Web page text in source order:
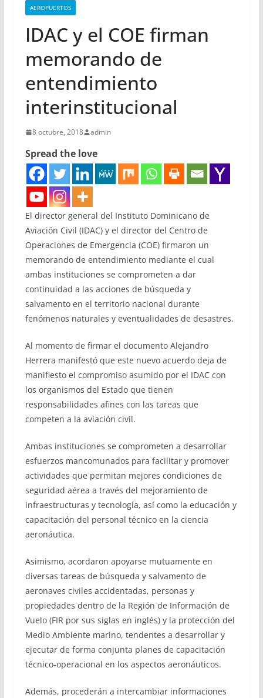
AEROPUERTOS
IDAC y el COE firman
memorando de
entendimiento
interinstitucional
8 octubre, 2018 admin
Spread the love
El director general del Instituto Dominicano de
Aviación Civil (IDAC) y el director del Centro de
Operaciones de Emergencia (COE) firmaron un
memorando de entendimiento mediante el cual
ambas instituciones se comprometen a dar
continuidad a las acciones de búsqueda y
salvamento en el territorio nacional durante
fenómenos naturales y eventualidades de desastres.
Al momento de firmar el documento Alejandro
Herrera manifestó que este nuevo acuerdo deja de
manifiesto el compromiso asumido por el IDAC con
los organismos del Estado que tienen
responsabilidades afines con las tareas que
competen a la aviación civil.
Ambas instituciones se comprometen a desarrollar
esfuerzos mancomunados para facilitar y promover
actividades que permitan mejores condiciones de
seguridad aérea a través del mejoramiento de
infraestructuras y tecnología, así como la educación y
capacitación del personal técnico en la ciencia
aeronáutica.
Asimismo, acordaron apoyarse mutuamente en
diversas tareas de búsqueda y salvamento de
aeronaves civiles accidentadas, personas y
propiedades dentro de la Región de Información de
Vuelo (FIR por sus siglas en inglés) y la protección del
Medio Ambiente marino, tendentes a desarrollar y
ejecutar de forma conjunta planes de capacitación
técnico-operacional en los aspectos aeronáuticos.
Además, procederán a intercambiar informaciones